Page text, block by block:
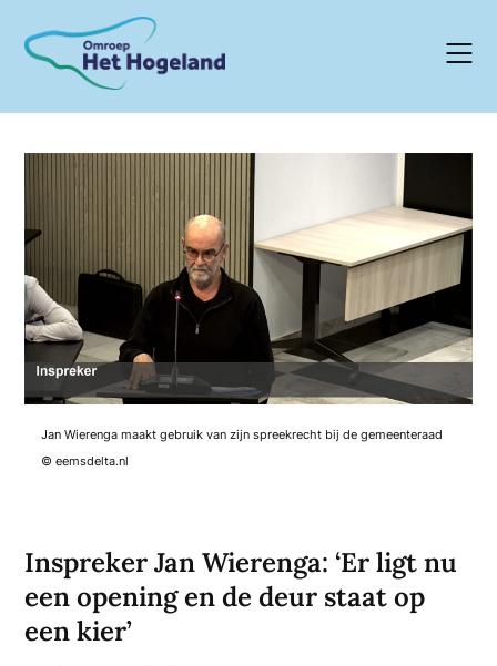
content
Jan Wierenga maakt gebruik van zijn spreekrecht bij de gemeenteraad
© eemsdelta.nl
Inspreker Jan Wierenga: ‘Er ligt nu
een opening en de deur staat op
een kier’